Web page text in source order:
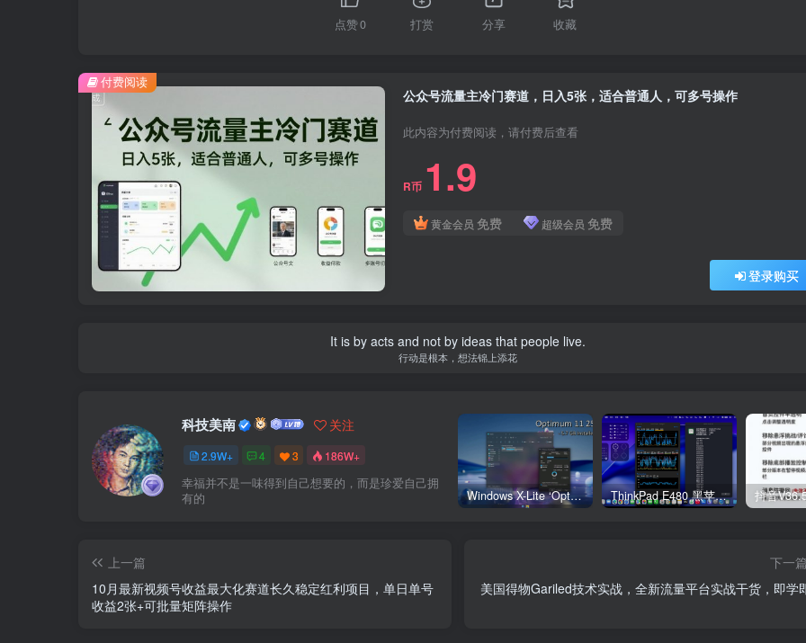
点赞0 打赏 分享 收藏
公众号流量主冷门赛道，日入5张，适合普通人，可多号操作
此内容为付费阅读，请付费后查看
R币 1.9
黄金会员 免费 超级会员 免费
登录购买
付费阅读
It is by acts and not by ideas that people live.
行动是根本，想法锦上添花
科技美南 关注
2.9W+ 4 3 186W+
幸福并不是一味得到自己想要的，而是珍爱自己拥
有的
Windows X-Lite ‘Optimum 11’ 25H2 Pro v2 ThinkPad E480 黑苹果完美Tahoe的EFI分享（2026.03.01更新） 抖音
上一篇
10月最新视频号收益最大化赛道长久稳定红利项目，单日单号
收益2张+可批量矩阵操作
下一
美国得物Gariled技术实战，全新流量平台实战干货，即学